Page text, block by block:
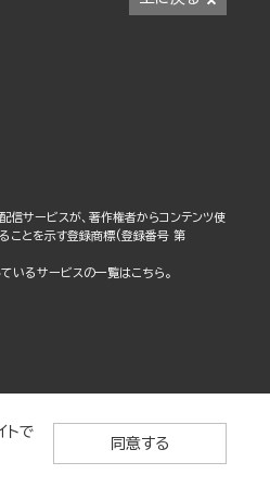
信サービスが、著作権者からコンテンツ使
ことを示す登録商標(登録番号 第
いるサービスの一覧はこちら。
トで
同意する